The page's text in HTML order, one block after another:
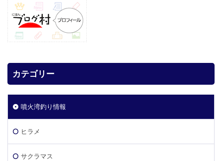
カテゴリー
噴火湾釣り情報
ヒラメ
サクラマス